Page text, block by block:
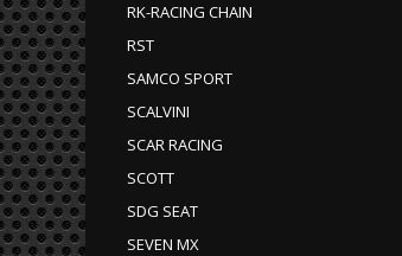
RK-RACING CHAIN
RST
SAMCO SPORT
SCALVINI
SCAR RACING
SCOTT
SDG SEAT
SEVEN MX